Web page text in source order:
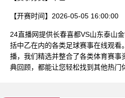
【开赛时间】 2026-05-05 16:00:00
24直播网提供长春喜都VS山东泰山
括中乙在内的各类足球赛事在线观看
播，我们精选并整合了各类体育赛事
典回顾，都能让您轻松找到其他热门